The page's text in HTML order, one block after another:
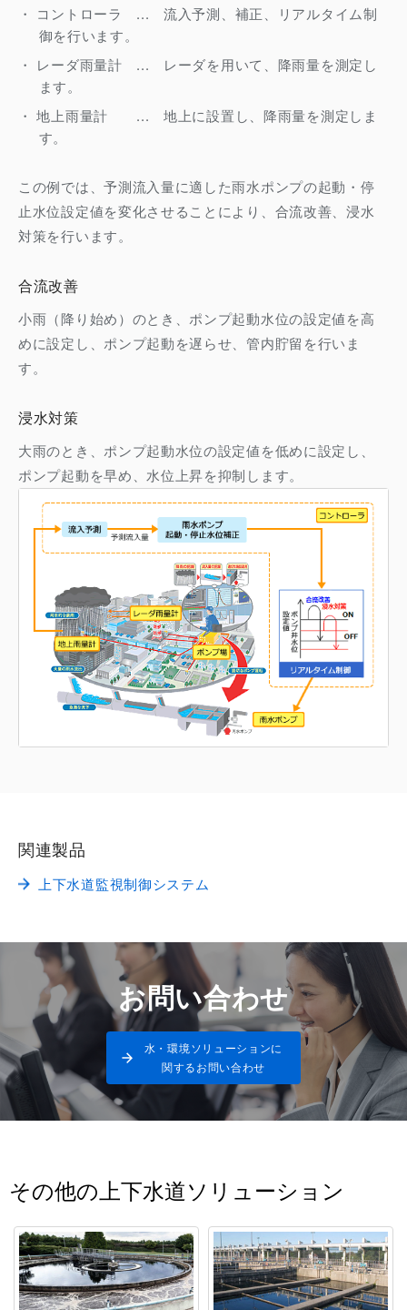
・ コントローラ ... 流入予測、補正、リアルタイム制
御を行います。
・ レーダ雨量計 ... レーダを用いて、降雨量を測定し
ます。
・ 地上雨量計 ... 地上に設置し、降雨量を測定しま
す。
この例では、予測流入量に適した雨水ポンプの起動・停
止水位設定値を変化させることにより、合流改善、浸水
対策を行います。
合流改善
小雨（降り始め）のとき、ポンプ起動水位の設定値を高
めに設定し、ポンプ起動を遅らせ、管内貯留を行いま
す。
浸水対策
大雨のとき、ポンプ起動水位の設定値を低めに設定し、
ポンプ起動を早め、水位上昇を抑制します。
関連製品
上下水道監視制御システム
お問い合わせ
水・環境ソリューションに
関するお問い合わせ
その他の上下水道ソリューション